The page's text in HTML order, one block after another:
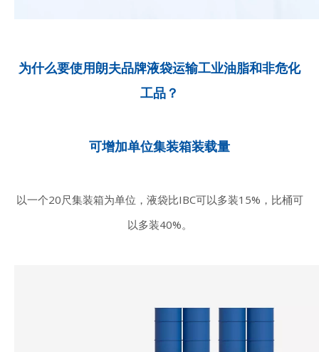
为什么要使用朗夫品牌液袋运输工业油脂和非危化
工品？
可增加单位集装箱装载量
以一个20尺集装箱为单位，液袋比IBC可以多装15%，比桶可
以多装40%。